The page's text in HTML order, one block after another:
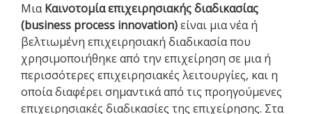
ΜιαΚαινοτομία επιχειρησιακής διαδικασίας
(business process innovation)είναι μια νέα ή
βελτιωμένη επιχειρησιακή διαδικασία που
χρησιμοποιήθηκε από την επιχείρηση σε μια ή
περισσότερες επιχειρησιακές λειτουργίες, και η
οποία διαφέρει σημαντικά από τις προηγούμενες
επιχειρησιακές διαδικασίες της επιχείρησης. Στα